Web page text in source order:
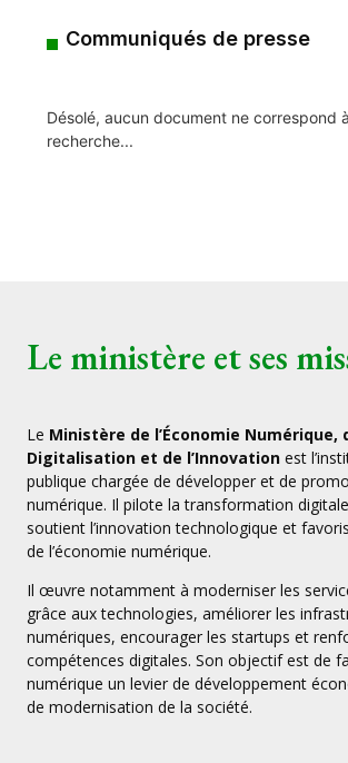
Communiqués de presse
Désolé, aucun document ne correspond
recherche...
Le ministère et ses
Le Ministère de l’Économie Numérique,
Digitalisation et de l’Innovation est
publique chargée de développer et de
numérique. Il pilote la transformation digitale
soutient l’innovation technologique et
de l’économie numérique.
Il œuvre notamment à moderniser les
grâce aux technologies, améliorer les
numériques, encourager les startups et
compétences digitales. Son objectif est de
numérique un levier de développement
de modernisation de la société.